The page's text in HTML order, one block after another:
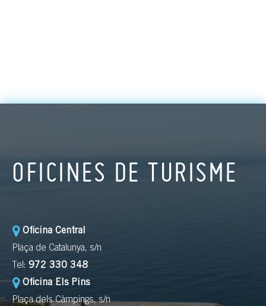
OFICINES DE TURISME
Oficina Central
Plaça de Catalunya, s/n
Tel: 972 330 348
Oficina Els Pins
Plaça dels Càmpings, s/n